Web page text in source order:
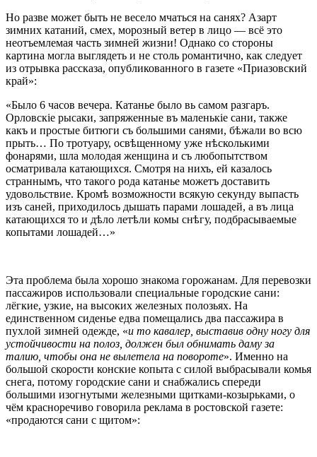
Но разве может быть не весело мчаться на санях? Азарт
зимних катаний, смех, морозный ветер в лицо — всё это
неотъемлемая часть зимней жизни! Однако со стороны
картина могла выглядеть и не столь романтично, как следует
из отрывка рассказа, опубликованного в газете «Приазовский
край»:
«Было 6 часов вечера. Катанье было вь самом разгаръ.
Орловскіе рысаки, запряженные въ маленькіе сани, также
какъ и простые битюги съ большими санями, бѣжали во всю
прыть… По тротуару, освѣщенному уже нѣсколькими
фонарями, шла молодая женщина и съ любопытством
осматривала катающихся. Смотря на нихъ, ей казалось
страннымъ, что такого рода катанье можетъ доставить
удовольствие. Кромѣ возможности всякую секунду выпасть
изъ саней, приходилось дышать парами лошадей, а въ лица
катающихся то и дѣло летѣли комы снѣгу, подбрасываемые
копытами лошадей…»
Эта проблема была хорошо знакома горожанам. Для перевозки
пассажиров использовали специальные городские сани:
лёгкие, узкие, на высоких железных полозьях. На
единственном сиденье едва помещались два пассажира в
пухлой зимней одежде, «и то кавалер, выставив одну ногу для
устойчивости на полоз, должен был обнимать даму за
талию, чтобы она не вылетела на повороте». Именно на
большой скорости конские копыта с силой выбрасывали комья
снега, потому городские сани и снабжались спереди
большими изогнутыми железными щитками-козырьками, о
чём красноречиво говорила реклама в ростовской газете:
«продаются сани с щитом»: